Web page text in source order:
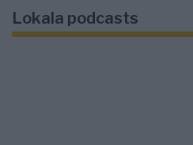
Lokala podcasts